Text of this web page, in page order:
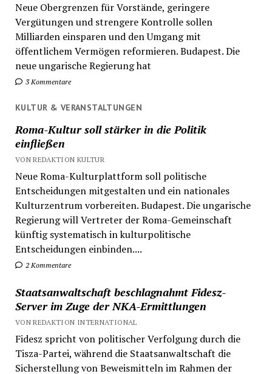
Neue Obergrenzen für Vorstände, geringere
Vergütungen und strengere Kontrolle sollen
Milliarden einsparen und den Umgang mit
öffentlichem Vermögen reformieren. Budapest. Die
neue ungarische Regierung hat
3 Kommentare
KULTUR & VERANSTALTUNGEN
Roma-Kultur soll stärker in die Politik
einfließen
VON REDAKTION KULTUR
Neue Roma-Kulturplattform soll politische
Entscheidungen mitgestalten und ein nationales
Kulturzentrum vorbereiten. Budapest. Die ungarische
Regierung will Vertreter der Roma-Gemeinschaft
künftig systematisch in kulturpolitische
Entscheidungen einbinden....
2 Kommentare
Staatsanwaltschaft beschlagnahmt Fidesz-
Server im Zuge der NKA-Ermittlungen
VON REDAKTION INTERNATIONAL
Fidesz spricht von politischer Verfolgung durch die
Tisza-Partei, während die Staatsanwaltschaft die
Sicherstellung von Beweismitteln im Rahmen der